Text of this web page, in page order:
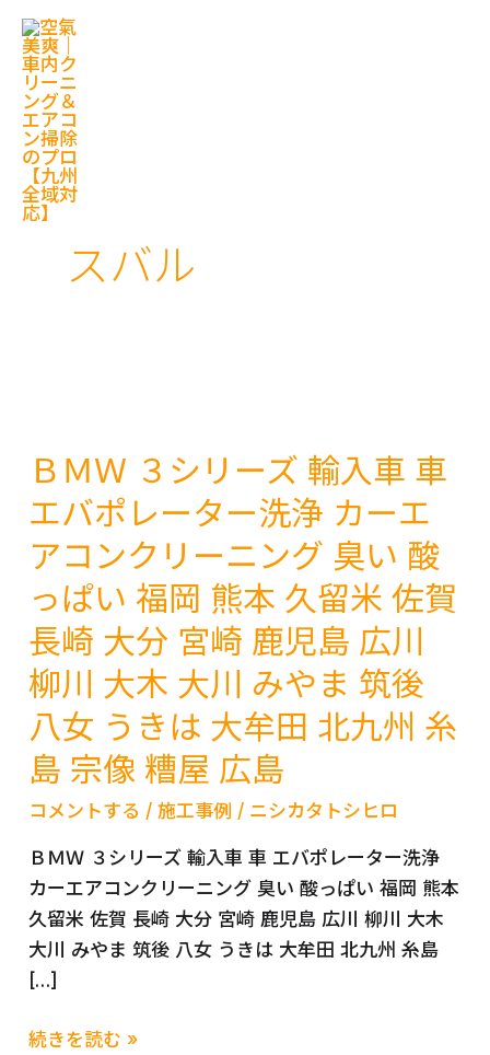
スバル
ＢＭＷ ３シリーズ 輸入車 車
エバポレーター洗浄 カーエ
アコンクリーニング 臭い 酸
っぱい 福岡 熊本 久留米 佐賀
長崎 大分 宮崎 鹿児島 広川
柳川 大木 大川 みやま 筑後
八女 うきは 大牟田 北九州 糸
島 宗像 糟屋 広島
コメントする /施工事例 / ニシカタトシヒロ
ＢＭＷ ３シリーズ 輸入車 車 エバポレーター洗浄
カーエアコンクリーニング 臭い 酸っぱい 福岡 熊本
久留米 佐賀 長崎 大分 宮崎 鹿児島 広川 柳川 大木
大川 みやま 筑後 八女 うきは 大牟田 北九州 糸島
[…]
Ｂ
続きを読む »